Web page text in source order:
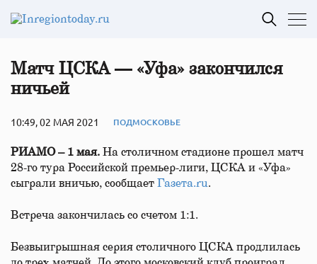
Матч ЦСКА — «Уфа» закончился
ничьей
10:49, 02 МАЯ 2021 ПОДМОСКОВЬЕ
РИАМО – 1 мая. На столичном стадионе прошел матч
28-го тура Российской премьер-лиги, ЦСКА и «Уфа»
сыграли вничью, сообщает Газета.ru.
Встреча закончилась со счетом 1:1.
Безвыигрышная серия столичного ЦСКА продлилась